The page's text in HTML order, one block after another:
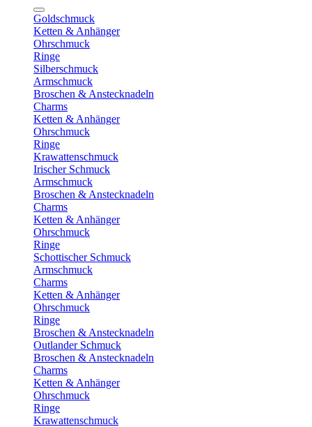
Goldschmuck
Ketten & Anhänger
Ohrschmuck
Ringe
Silberschmuck
Armschmuck
Broschen & Anstecknadeln
Charms
Ketten & Anhänger
Ohrschmuck
Ringe
Krawattenschmuck
Irischer Schmuck
Armschmuck
Broschen & Anstecknadeln
Charms
Ketten & Anhänger
Ohrschmuck
Ringe
Schottischer Schmuck
Armschmuck
Charms
Ketten & Anhänger
Ohrschmuck
Ringe
Broschen & Anstecknadeln
Outlander Schmuck
Broschen & Anstecknadeln
Charms
Ketten & Anhänger
Ohrschmuck
Ringe
Krawattenschmuck